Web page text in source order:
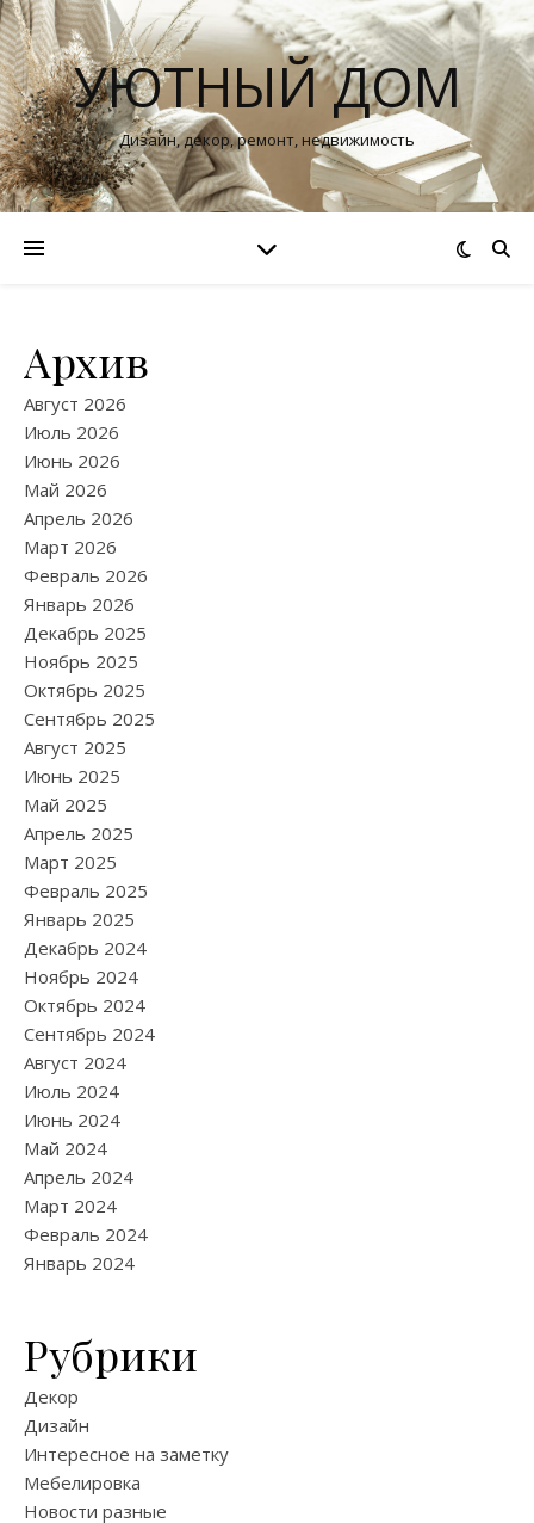
УЮТНЫЙ ДОМ
Дизайн, декор, ремонт, недвижимость
Архив
Август 2026
Июль 2026
Июнь 2026
Май 2026
Апрель 2026
Март 2026
Февраль 2026
Январь 2026
Декабрь 2025
Ноябрь 2025
Октябрь 2025
Сентябрь 2025
Август 2025
Июнь 2025
Май 2025
Апрель 2025
Март 2025
Февраль 2025
Январь 2025
Декабрь 2024
Ноябрь 2024
Октябрь 2024
Сентябрь 2024
Август 2024
Июль 2024
Июнь 2024
Май 2024
Апрель 2024
Март 2024
Февраль 2024
Январь 2024
Рубрики
Декор
Дизайн
Интересное на заметку
Мебелировка
Новости разные